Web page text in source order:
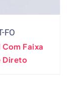
FO
Faixa
Direto